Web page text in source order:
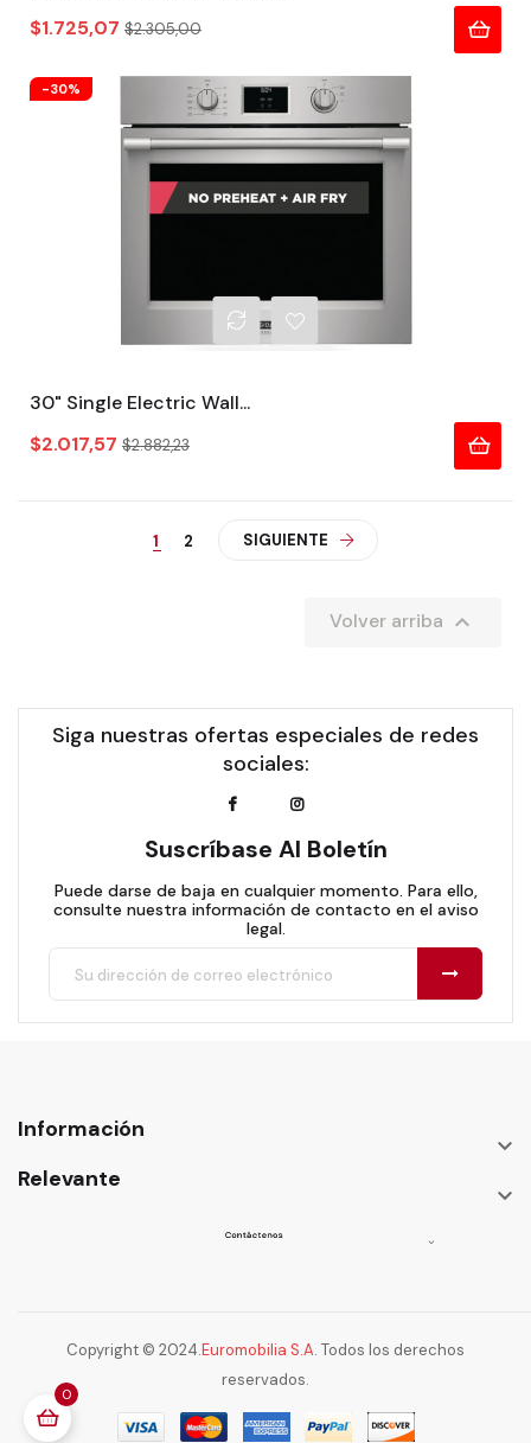
Precio
$1.725,07 Precio
regular
$2.305,00
-30%
30" Single Electric Wall...
Precio
$2.017,57 Precio
regular
$2.882,23
1 2 SIGUIENTE
Volver arriba 
Siga nuestras ofertas especiales de redes
sociales:
Suscríbase Al Boletín
Puede darse de baja en cualquier momento. Para ello,
consulte nuestra información de contacto en el aviso
legal.
Información

Relevante

Copyright © 2024.Euromobilia S.A. Todos los derechos
reservados.
0